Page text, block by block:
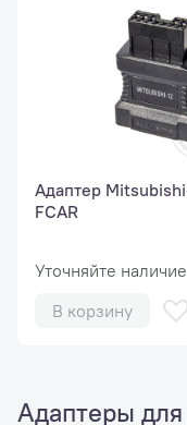
Адаптер
FCAR
Уточняйте наличие
В корзину
Адаптеры